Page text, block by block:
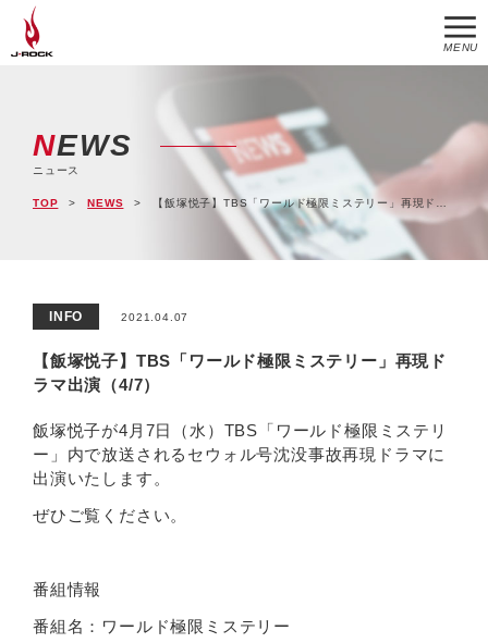
MENU
NEWS
ニュース
TOP NEWS 【飯塚悦子】TBS「ワールド極限ミステリー」再現ドラマ出演（4/7）
INFO 2021.04.07
【飯塚悦子】TBS「ワールド極限ミステリー」再現ド
ラマ出演（4/7）
飯塚悦子が4月7日（水）TBS「ワールド極限ミステリ
ー」内で放送されるセウォル号沈没事故再現ドラマに
出演いたします。
ぜひご覧ください。
番組情報
番組名：ワールド極限ミステリー